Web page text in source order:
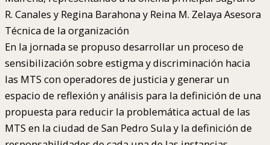
R. Canales y Regina Barahona y Reina M. Zelaya Asesora
Técnica de la organización
En la jornada se propuso desarrollar un proceso de
sensibilización sobre estigma y discriminación hacia
las MTS con operadores de justicia y generar un
espacio de reflexión y análisis para la definición de una
propuesta para reducir la problemática actual de las
MTS en la ciudad de San Pedro Sula y la definición de